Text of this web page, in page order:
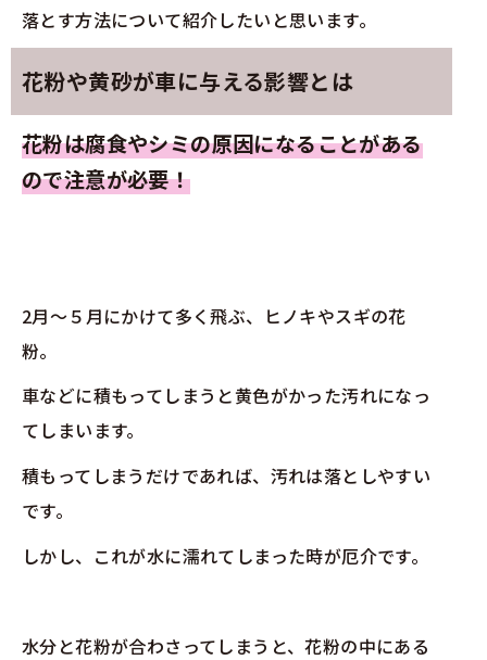
落とす方法について紹介したいと思います。
花粉や黄砂が車に与える影響とは
花粉は腐食やシミの原因になることがある
ので注意が必要！
2月～５月にかけて多く飛ぶ、ヒノキやスギの花
粉。
車などに積もってしまうと黄色がかった汚れになっ
てしまいます。
積もってしまうだけであれば、汚れは落としやすい
です。
しかし、これが水に濡れてしまった時が厄介です。
水分と花粉が合わさってしまうと、花粉の中にある